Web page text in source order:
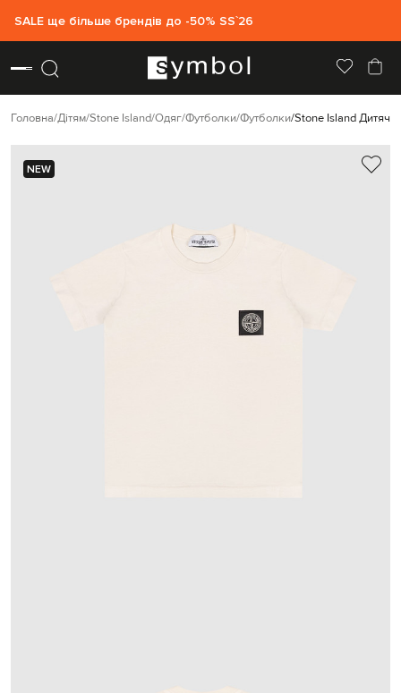
SALE ще більше брендів до -50% SS`26
Головна Дітям Stone Island Одяг Футболки Футболки Stone Island
NEW